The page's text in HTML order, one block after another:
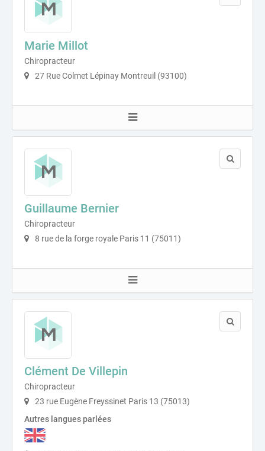
Marie Millot
Chiropracteur
27 Rue Colmet Lépinay Montreuil (93100)
Guillaume Bernier
Chiropracteur
8 rue de la forge royale Paris 11 (75011)
Clément De Villepin
Chiropracteur
23 rue Eugène Freyssinet Paris 13 (75013)
Autres langues parlées